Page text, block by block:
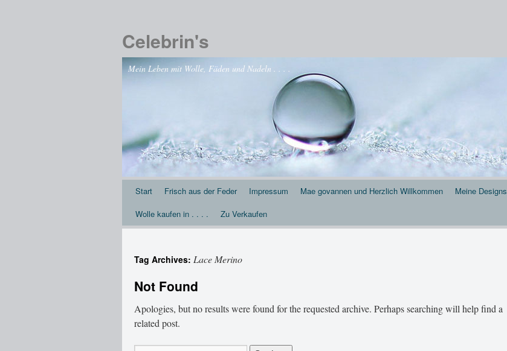
Celebrin's
Mein Leben mit Wolle, Fäden und Nadeln . . . .
Start Frisch aus der Feder Impressum Mae govannen und Herzlich Willkommen Meine Designs
Wolle kaufen in . . . .
Zu Verkaufen
Tag Archives: Lace Merino
Not Found
Apologies, but no results were found for the requested archive. Perhaps searching will help find a
related post.